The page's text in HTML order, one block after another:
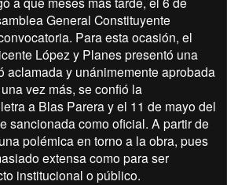
General Constituyente
Para esta ocasión, el
López y Planes presentó una
aclamada y unánimemente aprobada
vez más, se confió la
a Blas Parera y el 11 de mayo del
sancionada como oficial. A partir de
polémica en torno a la obra, pues
extensa como para ser
institucional o público.